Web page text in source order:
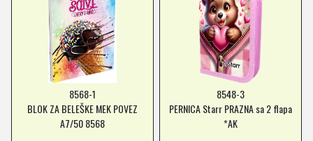
8568-1
BLOK ZA BELEŠKE MEK POVEZ
A7/50 8568
8548-3
PERNICA Starr PRAZNA sa 2 flapa
*AK